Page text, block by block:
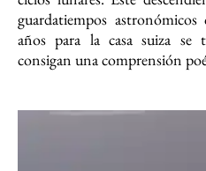
guardatiempos
años para la casa suiza se
consigan una comprensión